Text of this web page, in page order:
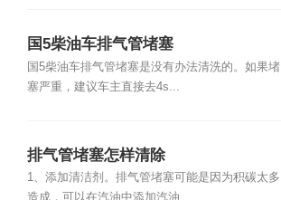
国5柴油车排气管堵塞
国5柴油车排气管堵塞是没有办法清洗的。如果堵
塞严重，建议车主直接去4s...
排气管堵塞怎样清除
1、添加清洁剂。排气管堵塞可能是因为积碳太多